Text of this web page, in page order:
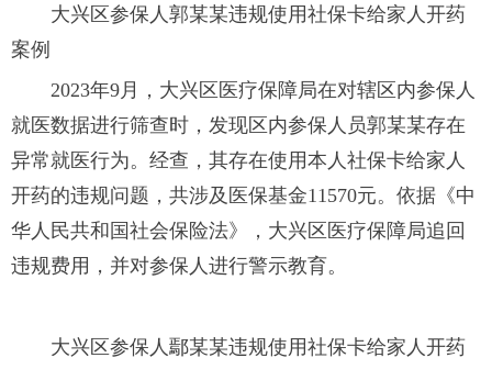
大兴区参保人郭某某违规使用社保卡给家人开药
案例
2023年9月，大兴区医疗保障局在对辖区内参保人
就医数据进行筛查时，发现区内参保人员郭某某存在
异常就医行为。经查，其存在使用本人社保卡给家人
开药的违规问题，共涉及医保基金11570元。依据《中
华人民共和国社会保险法》，大兴区医疗保障局追回
违规费用，并对参保人进行警示教育。
大兴区参保人鄢某某违规使用社保卡给家人开药